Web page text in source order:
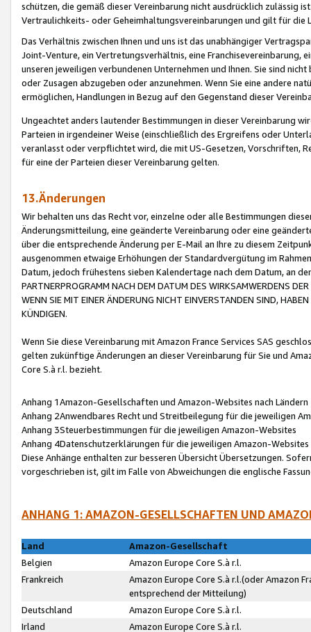
schützen, die gemäß dieser Vereinbarung nicht ausdrücklich zulässig
Vertraulichkeits- oder Geheimhaltungsvereinbarungen und gilt für die
Das Verhältnis zwischen Ihnen und uns ist das unabhängiger
Joint-Venture, ein Vertretungsverhältnis, eine Franchisevereinbarung,
unseren jeweiligen verbundenen Unternehmen und Ihnen. Sie sind
oder Zusagen abzugeben oder anzunehmen. Wenn Sie eine andere
ermöglichen, Handlungen in Bezug auf den Gegenstand dieser
Ungeachtet anders lautender Bestimmungen in dieser Vereinbarung
Parteien in irgendeiner Weise (einschließlich des Ergreifens oder
veranlasst oder verpflichtet wird, die mit US-Gesetzen, Vorschriften,
für eine der Parteien dieser Vereinbarung gelten.
13.Änderungen
Wir behalten uns das Recht vor, einzelne oder alle Bestimmungen
Änderungsmitteilung, eine geänderte Vereinbarung oder eine
über die entsprechende Änderung per E-Mail an Ihre zu diesem
ausgenommen etwaige Erhöhungen der Standardvergütung im
Datum, jedoch frühestens sieben Kalendertage nach dem Datum, an
PARTNERPROGRAMM NACH DEM DATUM DES WIRKSAMWERDENS
WENN SIE MIT EINER ÄNDERUNG NICHT EINVERSTANDEN SIND,
KÜNDIGEN.
Wenn Sie diese Vereinbarung mit Amazon France Services SAS
gelten zukünftige Änderungen an dieser Vereinbarung für Sie und
Core S.à r.l. bezieht.
Anhang 1Amazon-Gesellschaften und Amazon-Websites nach Ländern
Anhang 2Anwendbares Recht und Streitbeilegung für die jeweiligen
Anhang 3Steuerbestimmungen für die jeweiligen Amazon-Websites
Anhang 4Datenschutzerklärungen für die jeweiligen Amazon-Websites
Diese Anhänge enthalten zur besseren Übersicht Übersetzungen.
vorgeschrieben ist, gilt im Falle von Abweichungen die englische
ANHANG 1: AMAZON-GESELLSCHAFTEN UND
Land
Amazon-Gesellschaft
Belgien
Amazon Europe Core S.à r.l.
Frankreich
Amazon Europe Core S.à r.l.(oder Amazon
entsprechend der Mitteilung)
Deutschland
Amazon Europe Core S.à r.l.
Irland
Amazon Europe Core S.à r.l.